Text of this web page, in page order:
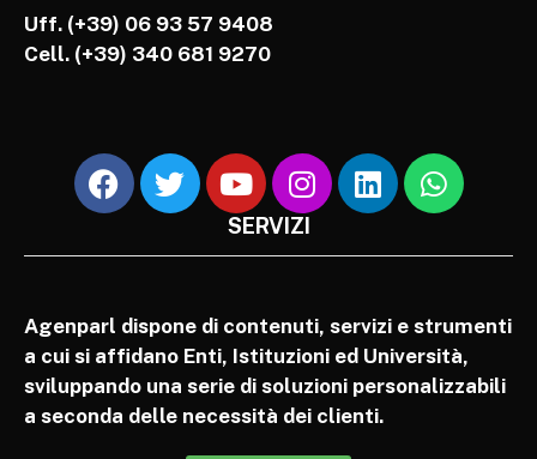
Uff. (+39) 06 93 57 9408
Cell. (+39) 340 681 9270
SERVIZI
Agenparl dispone di contenuti, servizi e strumenti
a cui si affidano Enti, Istituzioni ed Università,
sviluppando una serie di soluzioni personalizzabili
a seconda delle necessità dei clienti.